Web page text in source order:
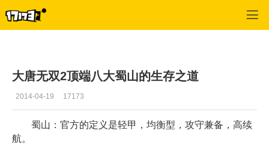
大唐无双2顶端八大蜀山的生存之道
2014-04-19 17173
蜀山：官方的定义是轻甲，均衡型，攻守兼备，高续
航。